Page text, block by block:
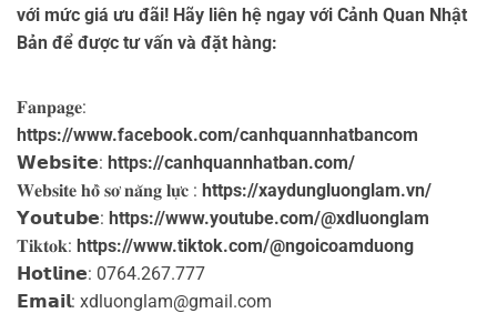
với mức giá ưu đãi! Hãy liên hệ ngay với Cảnh Quan Nhật
Bản để được tư vấn và đặt hàng:
𝐅𝐚𝐧𝐩𝐚𝐠𝐞:
https://www.facebook.com/canhquannhatbancom
𝗪𝗲𝗯𝘀𝗶𝘁𝗲: https://canhquannhatban.com/
𝐖𝐞𝐛𝐬𝐢𝐭𝐞 𝐡𝐨̂̀ 𝐬𝐨̛ 𝐧𝐚̆𝐧𝐠 𝐥𝐮̛̣𝐜 : https://xaydungluonglam.vn/
𝗬𝗼𝘂𝘁𝘂𝗯𝗲: https://www.youtube.com/@xdluonglam
𝐓𝐢𝐤𝐭𝐨𝐤: https://www.tiktok.com/@ngoicoamduong
𝗛𝗼𝘁𝗹𝗶𝗻𝗲: 0764.267.777
𝗘𝗺𝗮𝗶𝗹: xdluonglam@gmail.com ️